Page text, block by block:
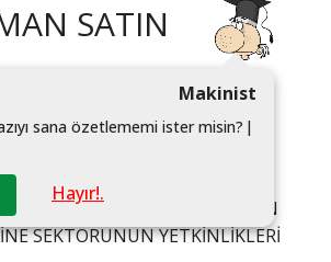
SATIN
#ALMANYA
Makinist
zıyı sana özetlememi ister misin? |
Hayır!.
ALMA VE LOJİSTİK
KURUM/KURULUŞ VE FİRMANIN
SEKTÖRÜNÜN YETKİNLİKLERİ